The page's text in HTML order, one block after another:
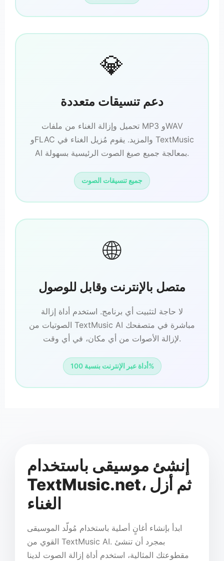
💎
دعم تنسيقات متعددة
تحميل وإزالة الغناء من ملفات MP3 وWAV
وFLAC والمزيد. يقوم مُزيل الغناء في TextMusic
AI بمعالجة جميع صيغ الصوت الرئيسية بسهولة.
جميع تنسيقات الصوت
🌐
متصل بالإنترنت وقابل للوصول
لا حاجة لتثبيت أي برنامج. استخدم أداة إزالة
الصوتيات من TextMusic AI مباشرة في متصفحك
لإزالة الأصوات من أي مكان، في أي وقت.
أداة عبر الإنترنت بنسبة 100%
إنشئ موسيقى باستخدام
TextMusic.net، ثم أزل
الغناء
ابدأ بإنشاء أغانٍ أصلية باستخدام مُولّد الموسيقى
القوي من TextMusic AI. بمجرد أن تنشئ
مقطوعتك المثالية، استخدم أداة إزالة الصوت لدينا